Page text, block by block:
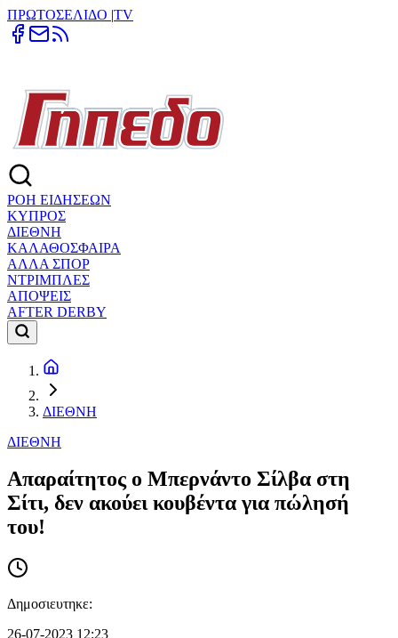
ΠΡΩΤΟΣΕΛΙΔΟ |TV
ΡΟΗ ΕΙΔΗΣΕΩΝ
ΚΥΠΡΟΣ
ΔΙΕΘΝΗ
ΚΑΛΑΘΟΣΦΑΙΡΑ
ΑΛΛΑ ΣΠΟΡ
ΝΤΡΙΜΠΛΕΣ
ΑΠΟΨΕΙΣ
AFTER DERBY
ΔΙΕΘΝΗ
ΔΙΕΘΝΗ
Aπαραίτητος ο Μπερνάντο Σίλβα στη
Σίτι, δεν ακούει κουβέντα για πώλησή
του!
Δημοσιευτηκε:
26-07-2023 12:23